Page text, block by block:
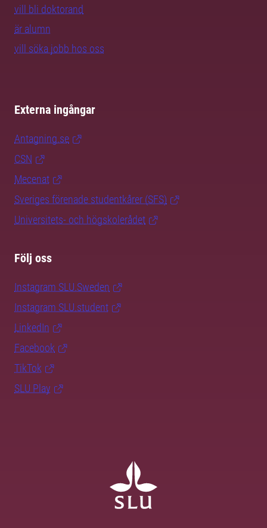
vill bli doktorand
är alumn
vill söka jobb hos oss
Externa ingångar
Antagning.se
CSN
Mecenat
Sveriges förenade studentkårer (SFS)
Universitets- och högskolerådet
Följ oss
Instagram SLU.Sweden
Instagram SLU.student
LinkedIn
Facebook
TikTok
SLU Play